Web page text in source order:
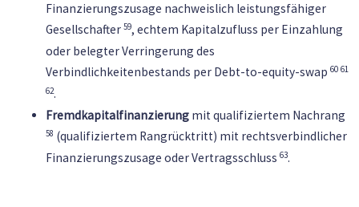
Finanzierungszusage nachweislich leistungsfähiger
Gesellschafter 59, echtem Kapitalzufluss per Einzahlung
oder belegter Verringerung des
Verbindlichkeitenbestands per Debt-to-equity-swap 60 61
62.
Fremdkapitalfinanzierung mit qualifiziertem Nachrang
58 (qualifiziertem Rangrücktritt) mit rechtsverbindlicher
Finanzierungszusage oder Vertragsschluss 63.